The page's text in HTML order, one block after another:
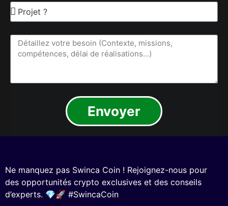
Envoyer
Ne manquez pas Swinca Coin ! Rejoignez-nous pour
des opportunités crypto exclusives et des conseils
d’experts. 💎🚀 #SwincaCoin